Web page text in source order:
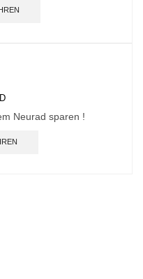
Neurad sparen !